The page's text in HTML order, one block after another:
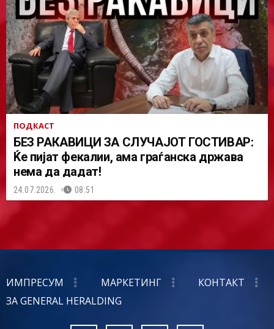
ПОДКАСТ
БЕЗ РАКАВИЦИ ЗА СЛУЧАЈОТ ГОСТИВАР:
Ќе пијат фекалии, ама граѓанска држава
нема да дадат!
24.07.2026. 08:51
ИМПРЕСУМ МАРКЕТИНГ
КОНТАКТ
ЗА GENERAL HERALDING